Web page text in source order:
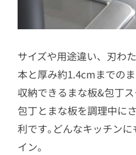
サイズや用途違い、刃わ
本と厚み約1.4cmまでの
収納できるまな板&包丁
包丁とまな板を調理中に
利です｡どんなキッチン
イン｡